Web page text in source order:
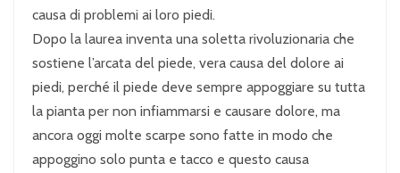
causa di problemi ai loro piedi.
Dopo la laurea inventa una soletta rivoluzionaria che
sostiene l’arcata del piede, vera causa del dolore ai
piedi, perché il piede deve sempre appoggiare su tutta
la pianta per non infiammarsi e causare dolore, ma
ancora oggi molte scarpe sono fatte in modo che
appoggino solo punta e tacco e questo causa